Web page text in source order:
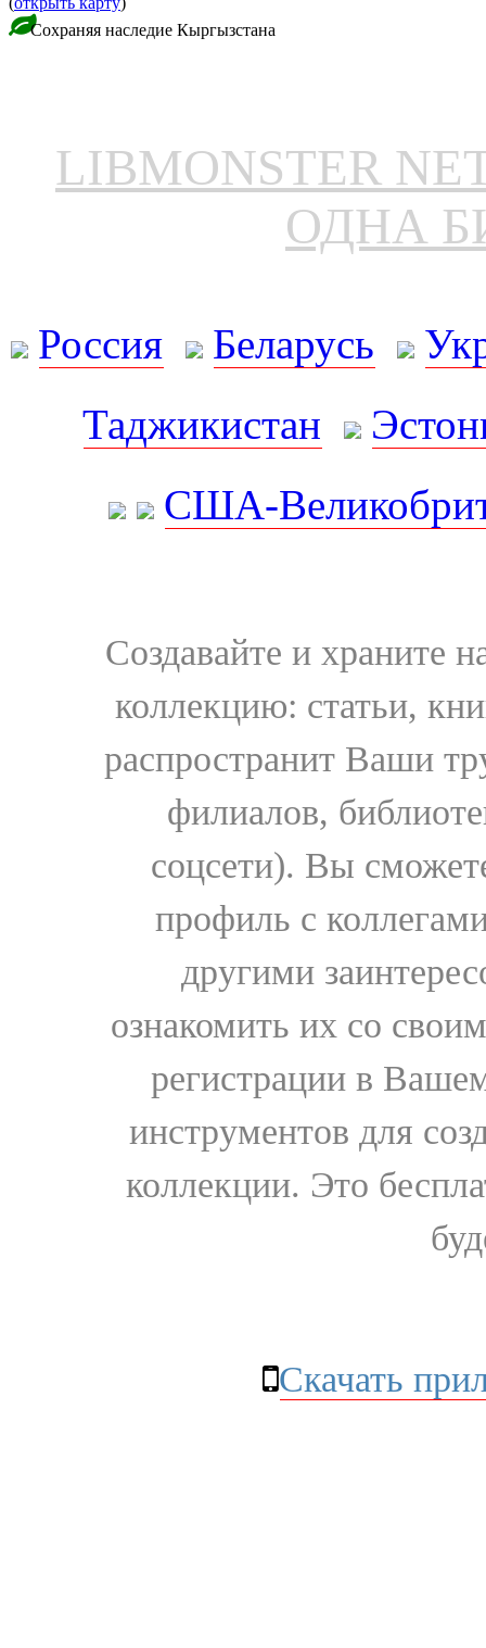
Сохраняя наследие Кыргызстана
LIBMONSTER
ОДНА
Россия Беларусь
Таджикистан
США-
Создавайте и храните
коллекцию: статьи,
распространит Ваши
филиалов,
соцсети). Вы
профиль с
другими
ознакомить их со
регистрации в
инструментов для
коллекции. Это
Скачать